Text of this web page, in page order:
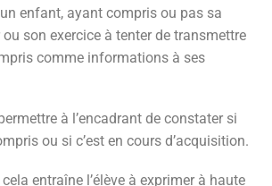
enfant, ayant compris ou pas sa
son exercice à tenter de transmettre
comme informations à ses
à l’encadrant de constater si
ou si c’est en cours d’acquisition.
entraîne l’élève à exprimer à haute